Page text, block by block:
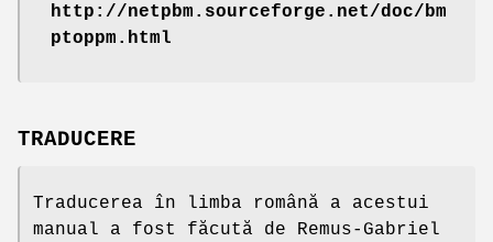
http://netpbm.sourceforge.net/doc/bm
ptoppm.html
TRADUCERE
Traducerea în limba română a acestui
manual a fost făcută de Remus-Gabriel